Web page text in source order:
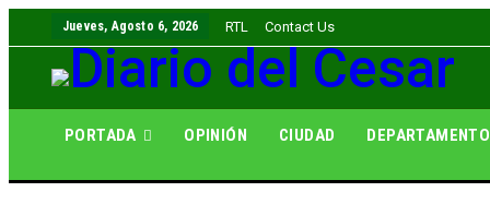
Jueves, Agosto 6, 2026 RTL Contact Us
PORTADA OPINIÓN CIUDAD DEPARTAMENTO